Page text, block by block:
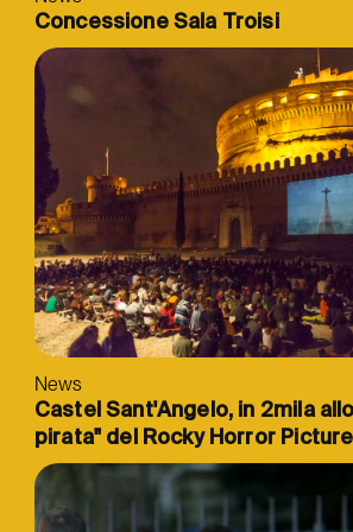
Concessione Sala Troisi
News
Castel Sant'Angelo, in 2mila
pirata" del Rocky Horror